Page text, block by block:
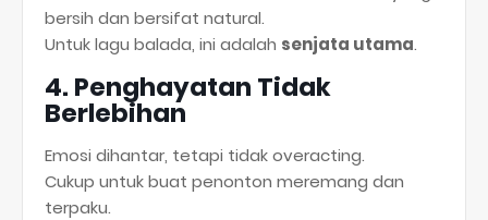
bersih dan bersifat natural.
Untuk lagu balada, ini adalah senjata utama.
4. Penghayatan Tidak
Berlebihan
Emosi dihantar, tetapi tidak overacting.
Cukup untuk buat penonton meremang dan
terpaku.